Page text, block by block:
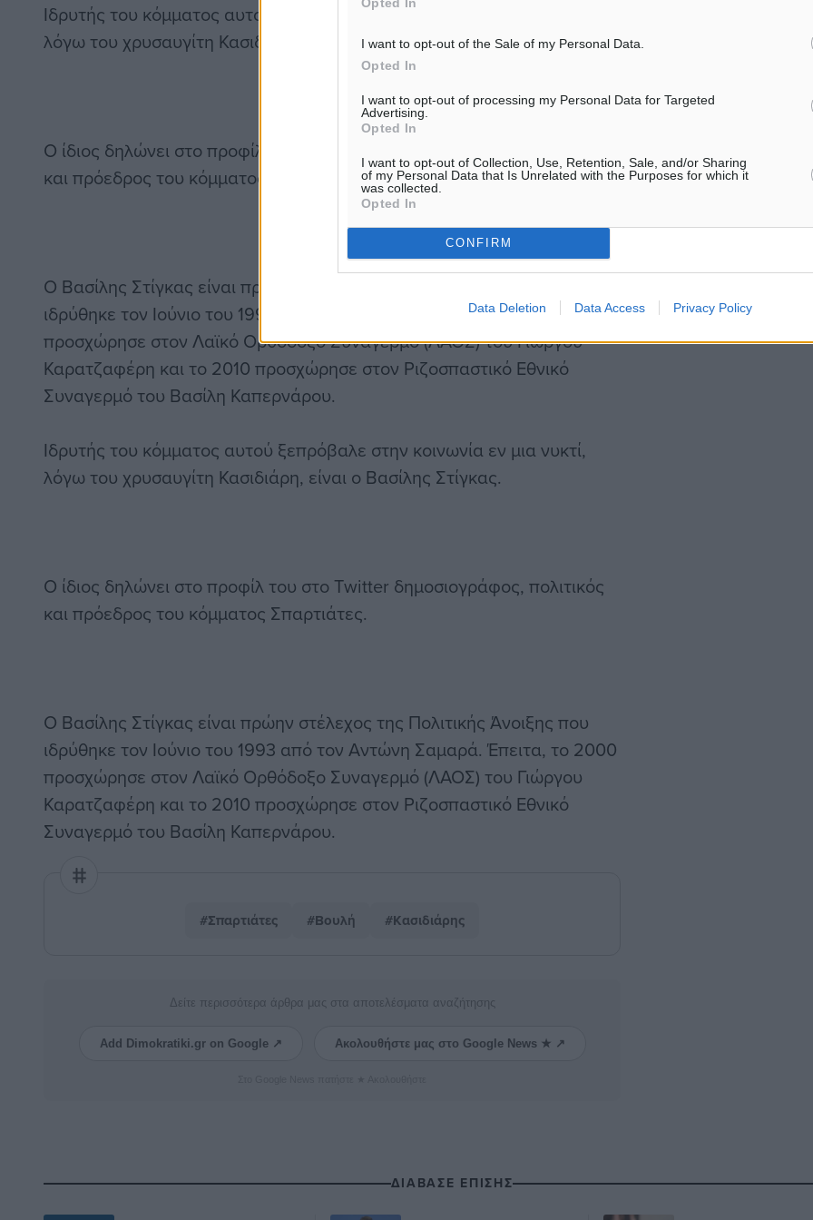
I want to opt-out of the Sale of my Personal Data.
Opted In
I want to opt-out of processing my Personal Data for Targeted
Advertising.
Opted In
I want to opt-out of Collection, Use, Retention, Sale, and/or Sharing
of my Personal Data that Is Unrelated with the Purposes for which it
was collected.
Opted In
CONFIRM
Data Deletion Data Access Privacy Policy
Ιδρυτής του κόμματος αυτού ξεπρόβαλε στην κοινωνία εν μια νυκτί,
λόγω του χρυσαυγίτη Κασιδιάρη, είναι ο Βασίλης Στίγκας.
Ο ίδιος δηλώνει στο προφίλ του στο Τwitter δημοσιογράφος, πολιτικός
και πρόεδρος του κόμματος Σπαρτιάτες.
Ο Βασίλης Στίγκας είναι πρώην στέλεχος της Πολιτικής Άνοιξης που
ιδρύθηκε τον Ιούνιο του 1993 από τον Αντώνη Σαμαρά. Έπειτα, το 2000
προσχώρησε στον Λαϊκό Ορθόδοξο Συναγερμό (ΛΑΟΣ) του Γιώργου
Καρατζαφέρη και το 2010 προσχώρησε στον Ριζοσπαστικό Εθνικό
Συναγερμό του Βασίλη Καπερνάρου.
Ιδρυτής του κόμματος αυτού ξεπρόβαλε στην κοινωνία εν μια νυκτί,
λόγω του χρυσαυγίτη Κασιδιάρη, είναι ο Βασίλης Στίγκας.
Ο ίδιος δηλώνει στο προφίλ του στο Τwitter δημοσιογράφος, πολιτικός
και πρόεδρος του κόμματος Σπαρτιάτες.
Ο Βασίλης Στίγκας είναι πρώην στέλεχος της Πολιτικής Άνοιξης που
ιδρύθηκε τον Ιούνιο του 1993 από τον Αντώνη Σαμαρά. Έπειτα, το 2000
προσχώρησε στον Λαϊκό Ορθόδοξο Συναγερμό (ΛΑΟΣ) του Γιώργου
Καρατζαφέρη και το 2010 προσχώρησε στον Ριζοσπαστικό Εθνικό
Συναγερμό του Βασίλη Καπερνάρου.
#Σπαρτιάτες #Βουλή #Κασιδιάρης
Δείτε περισσότερα άρθρα μας στα αποτελέσματα αναζήτησης
Add Dimokratiki.gr on Google ↗ Ακολουθήστε μας στο Google News ★ ↗
ΔΙΑΒΑΣΕ ΕΠΙΣΗΣ